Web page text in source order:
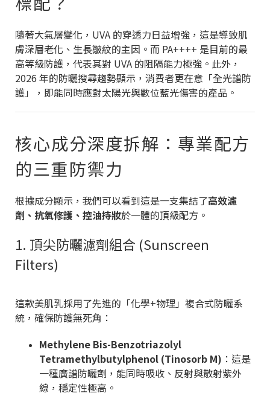
隨著大氣層變化，UVA 的穿透力日益增強，這是導致肌
膚深層老化、生長皺紋的主因。而 PA++++ 是目前的最
高等級防護，代表其對 UVA 的阻隔能力極強。此外，
2026 年的防曬搜尋趨勢顯示，消費者更在意「全光譜防
護」，即能同時應對太陽光與數位藍光傷害的產品。
核心成分深度拆解：專業配方
的三重防禦力
根據成分顯示，我們可以看到這是一支集結了高效濾
劑、抗氧修護、控油持妝於一體的頂級配方。
1. 頂尖防曬濾劑組合 (Sunscreen
Filters)
這款美肌乳採用了先進的「化學+物理」複合式防曬系
統，確保防護無死角：
Methylene Bis-Benzotriazolyl
Tetramethylbutylphenol (Tinosorb M) ：這是
一種廣譜防曬劑，能同時吸收、反射與散射紫外
線，穩定性極高。